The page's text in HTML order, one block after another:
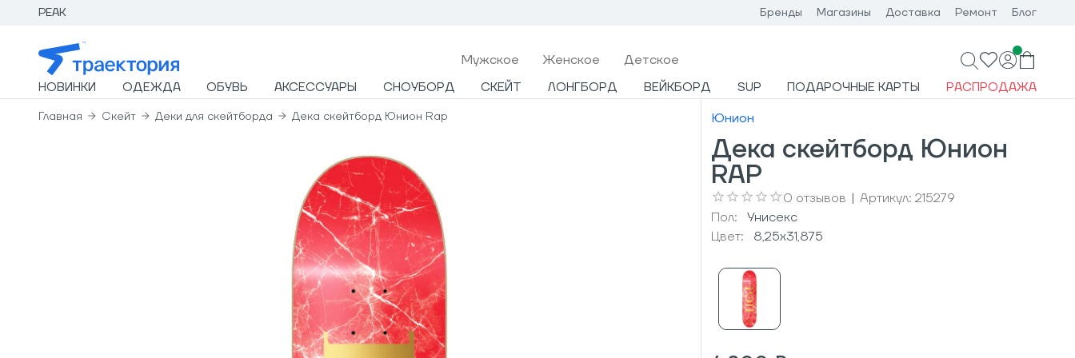
PEAK Бренды Магазины Доставка Ремонт Блог
Мужcкое Женское Детское
НОВИНКИ ОДЕЖДА ОБУВЬ АКСЕССУАРЫ СНОУБОРД СКЕЙТ ЛОНГБОРД ВЕЙКБОРД SUP ПОДАРОЧНЫЕ КАРТЫ РАСПРОДАЖА
Главная Скейт Деки для скейтборда Дека скейтборд Юнион Rap Юнион
Дека скейтборд Юнион
RAP
0 отзывов | Артикул: 215279
Пол:
Унисекс
Цвет:
8,25x31,875